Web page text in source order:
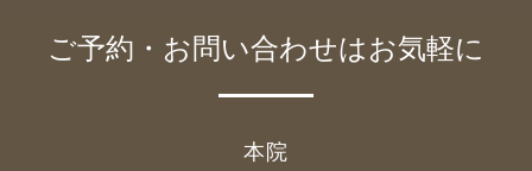
ご予約・お問い合わせはお気軽に
本院